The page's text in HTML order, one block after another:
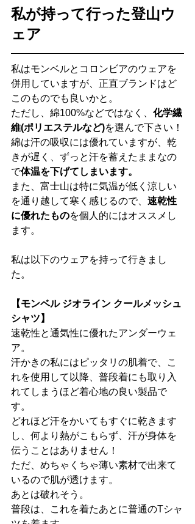
私が持って行った登山ウ
ェア
私はモンベルとコロンビアのウェアを
併用していますが、正直ブランドはど
このものでも良いかと。
ただし、綿100%などではなく、 化学繊
維(ポリエステルなど)を選んで下さい！
綿は汗の吸収には優れていますが、乾
きが遅く、ずっと汗を蓄えたままなの
で体温を下げてしまいます。
また、富士山は特に気温が低く涼しい
を通り越して寒く感じるので、 速乾性
に優れたものを個人的にはオススメし
ます。
私は以下のウェアを持って行きまし
た。
【モンベル ジオライン クールメッシュ
シャツ】
速乾性と通気性に優れたアンダーウェ
ア。
汗かきの私にはピッタリの肌着で、こ
れを使用して以降、普段着にも取り入
れてしまうほど着心地の良い製品で
す。
どれほど汗をかいてもすぐに乾きます
し、何より熱がこもらず、汗が身体を
伝うことはありません！
ただ、めちゃくちゃ薄い素材で出来て
いるので肌が透けます。
あとは破れそう。
普段は、これを着たあとに普通のTシャ